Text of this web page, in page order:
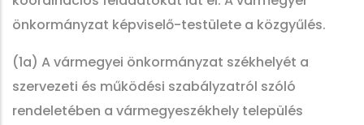
önkormányzat képviselő-testülete a közgyűlés.
(1a) A vármegyei önkormányzat székhelyét a
szervezeti és működési szabályzatról szóló
rendeletében a vármegyeszékhely település